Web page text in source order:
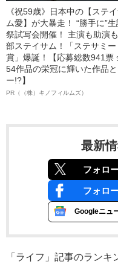
《祝59歳》日本中の【ステ
ム愛】が大暴走！ “勝手に”生
祭試写会開催！ 主演も助演
部ステイサム！「ステサミー
賞」爆誕！【応募総数941票
54作品の栄冠に輝いた作品
ー!?】
PR（（株）キノフィルムズ）
最新
フォロ
フォロ
Googleニュ
「ライフ」記事のランキ